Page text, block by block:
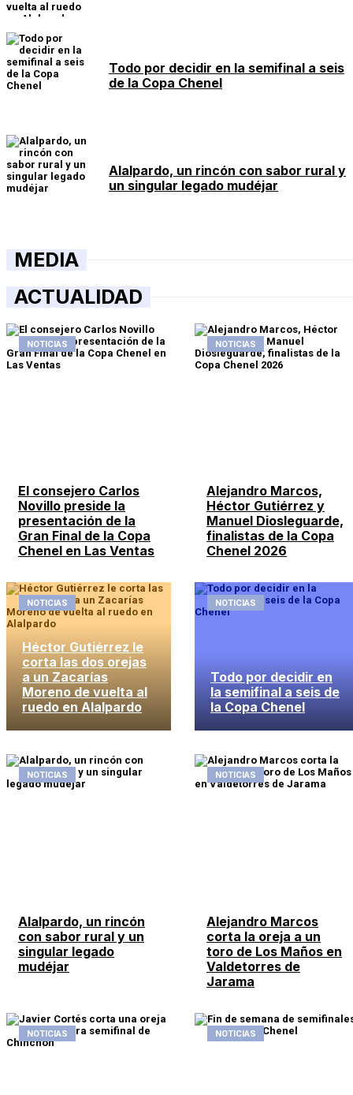
Todo por decidir en la semifinal a seis
de la Copa Chenel
Alalpardo, un rincón con sabor rural y
un singular legado mudéjar
MEDIA
ACTUALIDAD
NOTICIAS
El consejero Carlos
Novillo preside la
presentación de la
Gran Final de la Copa
Chenel en Las Ventas
NOTICIAS
Alejandro Marcos,
Héctor Gutiérrez y
Manuel Diosleguarde,
finalistas de la Copa
Chenel 2026
NOTICIAS
Héctor Gutiérrez le
corta las dos orejas
a un Zacarías
Moreno de vuelta al
ruedo en Alalpardo
NOTICIAS
Todo por decidir en
la semifinal a seis de
la Copa Chenel
NOTICIAS
Alalpardo, un rincón
con sabor rural y un
singular legado
mudéjar
NOTICIAS
Alejandro Marcos
corta la oreja a un
toro de Los Maños en
Valdetorres de
Jarama
NOTICIAS NOTICIAS